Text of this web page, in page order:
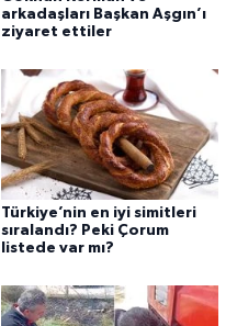
arkadaşları Başkan Aşgın’ı
ziyaret ettiler
Türkiye’nin en iyi simitleri
sıralandı? Peki Çorum
listede var mı?